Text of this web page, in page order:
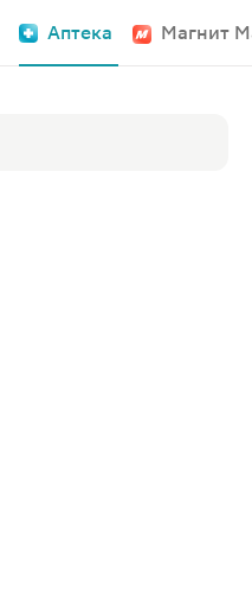
Аптека Магнит